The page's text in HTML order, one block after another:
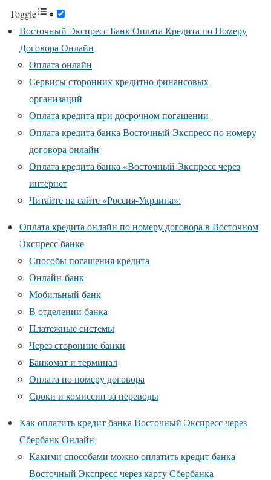
Toggle
Восточный Экспресс Банк Оплата Кредита по Номеру
Договора Онлайн
Оплата онлайн
Сервисы сторонних кредитно-финансовых
организаций
Оплата кредита при досрочном погашении
Оплата кредита банка Восточный Экспресс по номеру
договора онлайн
Оплата кредита банка «Восточный Экспресс через
интернет
Читайте на сайте «Россия-Украина»:
Оплата кредита онлайн по номеру договора в Восточном
Экспресс банке
Способы погашения кредита
Онлайн-банк
Мобильный банк
В отделении банка
Платежные системы
Через сторонние банки
Банкомат и терминал
Оплата по номеру договора
Сроки и комиссии за переводы
Как оплатить кредит банка Восточный Экспресс через
Сбербанк Онлайн
Какими способами можно оплатить кредит банка
Восточный Экспресс через карту Сбербанка